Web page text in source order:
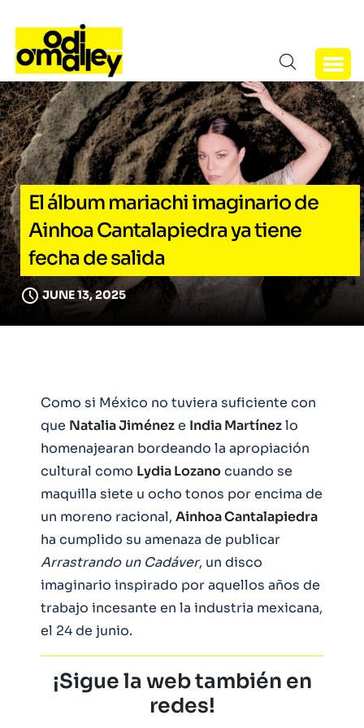
El álbum mariachi imaginario de
Ainhoa Cantalapiedra ya tiene
fecha de salida
JUNE 13, 2025
Como si México no tuviera suficiente con
que Natalia Jiméneze India Martínezlo
homenajearan bordeando la apropiación
cultural como Lydia Lozanocuando se
maquilla siete u ocho tonos por encima de
un moreno racional, Ainhoa Cantalapiedra
ha cumplido su amenaza de publicar
Arrastrando un Cadáver, un disco
imaginario inspirado por aquellos años de
trabajo incesante en la industria mexicana,
el 24 de junio.
¡Sigue la web también en
redes!